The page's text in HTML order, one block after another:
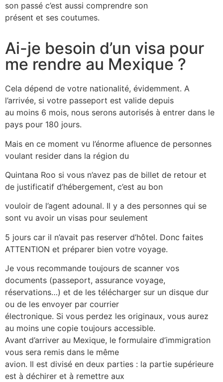
son passé c’est aussi comprendre son
présent et ses coutumes.
Ai-je besoin d’un visa pour
me rendre au Mexique ?
Cela dépend de votre nationalité, évidemment. A
l’arrivée, si votre passeport est valide depuis
au moins 6 mois, nous serons autorisés à entrer dans le
pays pour 180 jours.
Mais en ce moment vu l’énorme afluence de personnes
voulant resider dans la région du
Quintana Roo si vous n’avez pas de billet de retour et
de justificatif d’hébergement, c’est au bon
vouloir de l’agent adounal. Il y a des personnes qui se
sont vu avoir un visas pour seulement
5 jours car il n’avait pas reserver d’hôtel. Donc faites
ATTENTION et préparer bien votre voyage.
Je vous recommande toujours de scanner vos
documents (passeport, assurance voyage,
réservations…) et de les télécharger sur un disque dur
ou de les envoyer par courrier
électronique. Si vous perdez les originaux, vous aurez
au moins une copie toujours accessible.
Avant d’arriver au Mexique, le formulaire d’immigration
vous sera remis dans le même
avion. Il est divisé en deux parties : la partie supérieure
est à déchirer et à remettre aux